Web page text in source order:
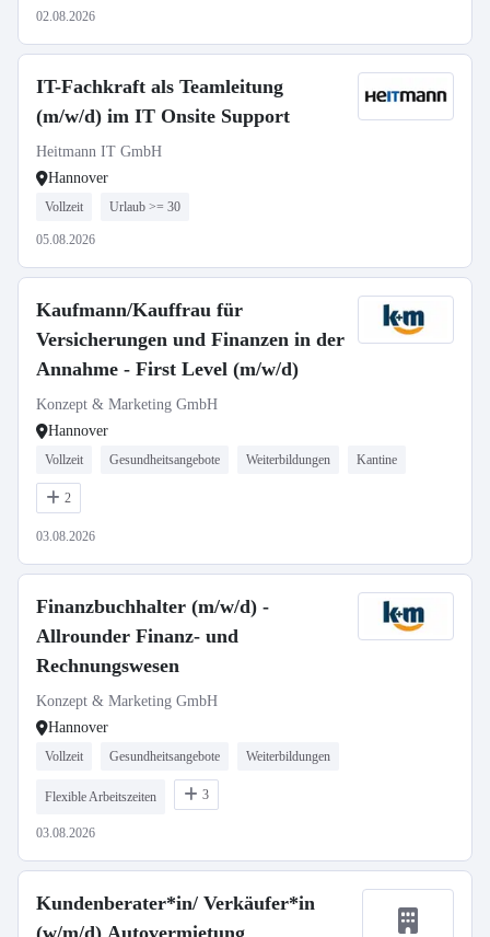
02.08.2026
IT-Fachkraft als Teamleitung
(m/w/d) im IT Onsite Support
Heitmann IT GmbH
Hannover
Vollzeit Urlaub >= 30
05.08.2026
Kaufmann/Kauffrau für
Versicherungen und Finanzen in der
Annahme - First Level (m/w/d)
Konzept & Marketing GmbH
Hannover
Vollzeit Gesundheitsangebote Weiterbildungen Kantine
2
03.08.2026
Finanzbuchhalter (m/w/d) -
Allrounder Finanz- und
Rechnungswesen
Konzept & Marketing GmbH
Hannover
Vollzeit Gesundheitsangebote Weiterbildungen
Flexible Arbeitszeiten 3
03.08.2026
Kundenberater*in/ Verkäufer*in
(w/m/d) Autovermietung